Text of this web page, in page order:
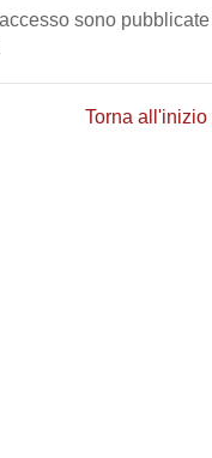
sono
Torna all'inizio